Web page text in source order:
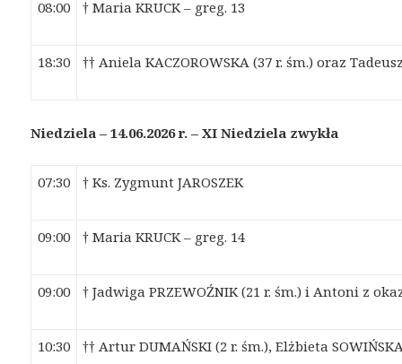
08:00 † Maria KRUCK – greg. 13
18:30 †† Aniela KACZOROWSKA (37 r. śm.) oraz
Niedziela – 14.06.2026 r. – XI Niedziela zwykła
07:30 † Ks. Zygmunt JAROSZEK
09:00 † Maria KRUCK – greg. 14
09:00 † Jadwiga PRZEWOŹNIK (21 r. śm.) i Antoni z
10:30 †† Artur DUMAŃSKI (2 r. śm.), Elżbieta